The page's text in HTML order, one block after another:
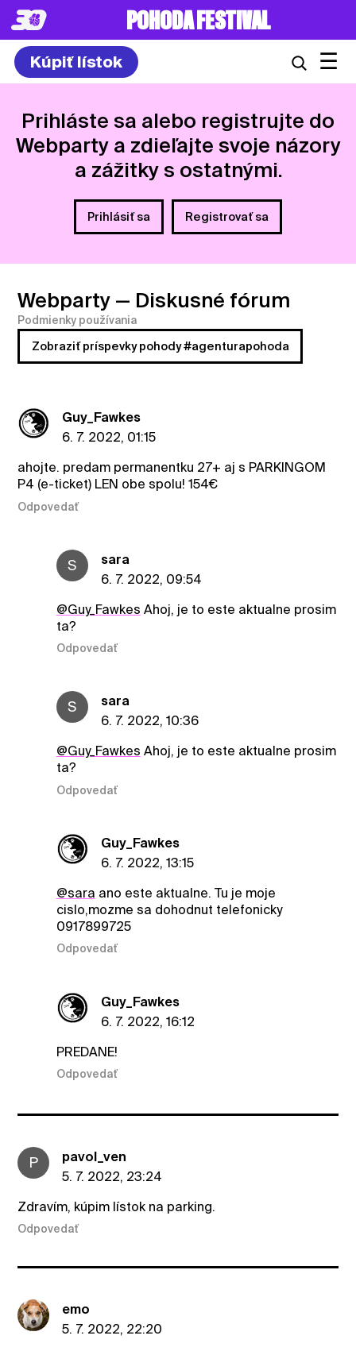
8. – 10.7.2027
Kúpiť lístok ☰
Prihláste sa alebo registrujte do
Webparty a zdieľajte svoje názory
a zážitky s ostatnými.
Prihlásiť sa Registrovať sa
Webparty — Diskusné fórum
Podmienky používania
Zobraziť príspevky pohody #agenturapohoda
Guy_Fawkes
6. 7. 2022, 01:15
ahojte. predam permanentku 27+ aj s PARKINGOM
P4 (e-ticket) LEN obe spolu! 154€
Odpovedať
S
sara
6. 7. 2022, 09:54
@Guy_Fawkes Ahoj, je to este aktualne prosim
ta?
Odpovedať
S
sara
6. 7. 2022, 10:36
@Guy_Fawkes Ahoj, je to este aktualne prosim
ta?
Odpovedať
Guy_Fawkes
6. 7. 2022, 13:15
@sara ano este aktualne. Tu je moje
cislo,mozme sa dohodnut telefonicky
0917899725
Odpovedať
Guy_Fawkes
6. 7. 2022, 16:12
PREDANE!
Odpovedať
P
pavol_ven
5. 7. 2022, 23:24
Zdravím, kúpim lístok na parking.
Odpovedať
emo
5. 7. 2022, 22:20